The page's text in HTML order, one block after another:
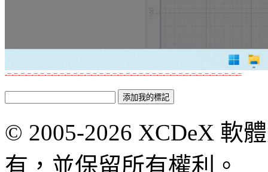
-=-=-=-=-=-=-=-=-=-=-=-=-=-=-=-=-=-=-=-=-=-=-=-=-=-=-=-=-=-=-=-=-=-=-=-=
© 2005-2026 XCDeX 軟
有，並保留所有權利。